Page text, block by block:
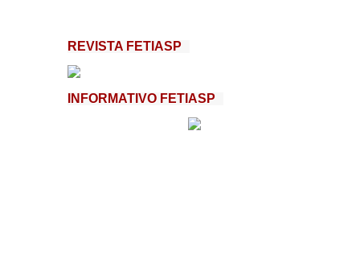
REVISTA FETIASP
INFORMATIVO FETIASP